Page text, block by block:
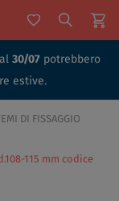
30/07 potrebbero
estive.
DI FISSAGGIO
115 mm codice